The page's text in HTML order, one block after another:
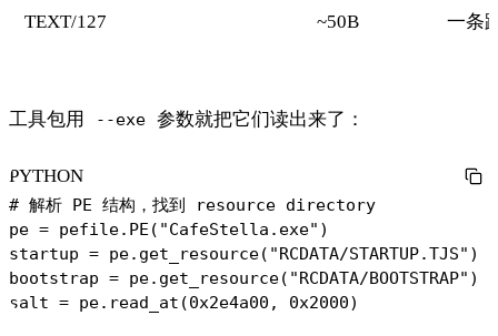
TEXT/127 ~50B 一条
工具包用 --exe 参数就把它们读出来了：
PYTHON
# 解析 PE 结构，找到 resource directory
pe = pefile.PE("CafeStella.exe")
startup = pe.get_resource("RCDATA/
bootstrap = pe.get_resource("RCDATA/